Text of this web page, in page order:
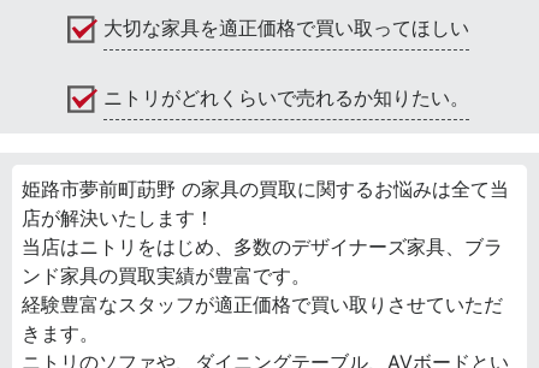
大切な家具を適正価格で買い取ってほしい
ニトリがどれくらいで売れるか知りたい。
姫路市夢前町莇野 の家具の買取に関するお悩みは全て当
店が解決いたします！
当店はニトリをはじめ、多数のデザイナーズ家具、ブラ
ンド家具の買取実績が豊富です。
経験豊富なスタッフが適正価格で買い取りさせていただ
きます。
ニトリのソファや、ダイニングテーブル、AVボードとい